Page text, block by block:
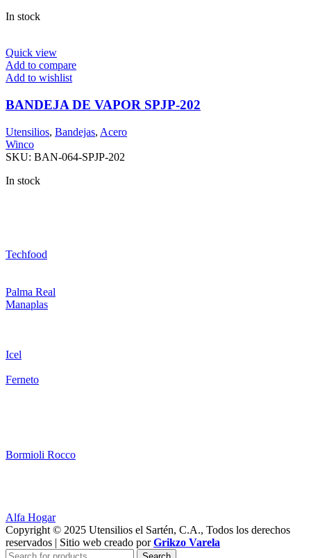
In stock
Quick view
Add to compare
Add to wishlist
BANDEJA DE VAPOR SPJP-202
Utensilios, Bandejas, Acero
Winco
SKU: BAN-064-SPJP-202
In stock
Techfood
Palma Real
Manaplas
Icel
Ferneto
Bormioli Rocco
Alfa Hogar
Copyright © 2025 Utensilios el Sartén, C.A., Todos los derechos
reservados | Sitio web creado porGrikzo Varela